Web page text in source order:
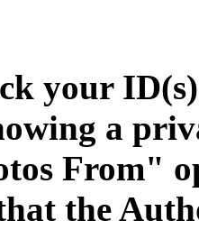
your
a
From"
the